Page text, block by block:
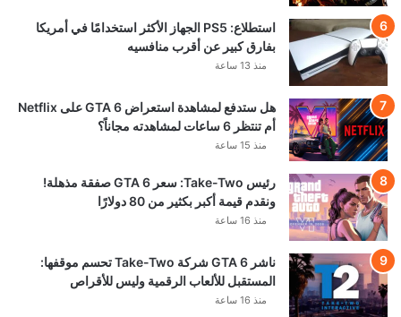
استطلاع: PS5 الجهاز الأكثر استخدامًا في أمريكا
بفارق كبير عن أقرب منافسيه
منذ 13 ساعة
هل ستدفع لمشاهدة استعراض GTA 6 على Netflix
أم تنتظر 6 ساعات لمشاهدته مجاناً؟
منذ 15 ساعة
رئيس Take-Two: سعر GTA 6 صفقة مذهلة!
ونقدم قيمة أكبر بكثير من 80 دولارًا
منذ 16 ساعة
ناشر GTA 6 شركة Take-Two تحسم موقفها:
المستقبل للألعاب الرقمية وليس للأقراص
منذ 16 ساعة